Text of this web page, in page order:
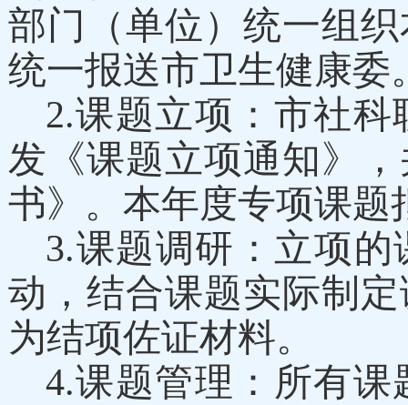
部门（单位）统一组
统一报送市卫生健康委
2.课题立项： 市社科
发《课题立项通知》
，
书》。本年度专项课题
3.课题调研： 立项的
动，结合课题实际制
为结项佐证材料。
4.课题管理： 所有课